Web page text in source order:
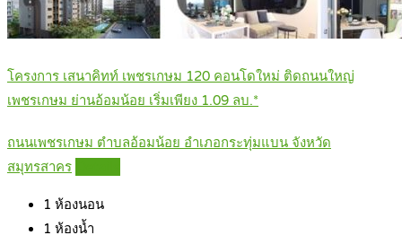
โครงการ เสนาคิทท์ เพชรเกษม 120 คอนโดใหม่ ติดถนนใหญ่
เพชรเกษม ย่านอ้อมน้อย เริ่มเพียง 1.09 ลบ.*
ถนนเพชรเกษม ตำบลอ้อมน้อย อำเภอกระทุ่มแบน จังหวัด
สมุทรสาคร
1 ห้องนอน
1 ห้องน้ำ